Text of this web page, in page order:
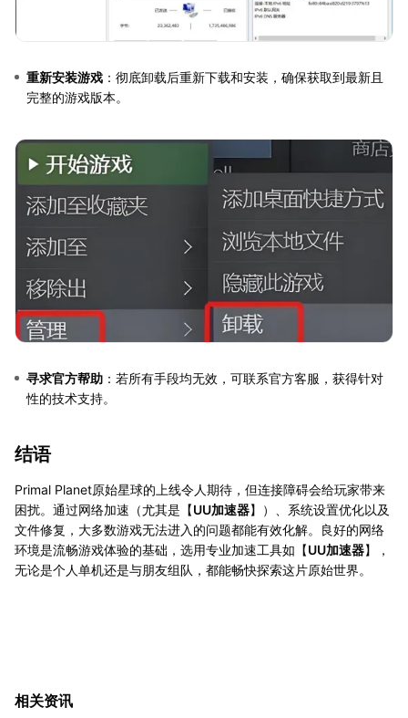
重新安装游戏 ：彻底卸载后重新下载和安装，确保获取到最新且
完整的游戏版本。
寻求官方帮助 ：若所有手段均无效，可联系官方客服，获得针对
性的技术支持。
结语
Primal Planet原始星球的上线令人期待，但连接障碍会给玩家带来
困扰。通过网络加速（尤其是【UU加速器】）、系统设置优化以及
文件修复，大多数游戏无法进入的问题都能有效化解。良好的网络
环境是流畅游戏体验的基础，选用专业加速工具如【UU加速器】，
无论是个人单机还是与朋友组队，都能畅快探索这片原始世界。
相关资讯